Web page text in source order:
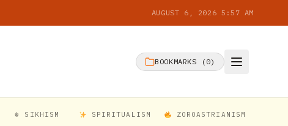
AUGUST 6, 2026 5:57 AM
BOOKMARKS ( 0)
☬ SIKHISM SPIRITUALISM ZOROASTRIANISM